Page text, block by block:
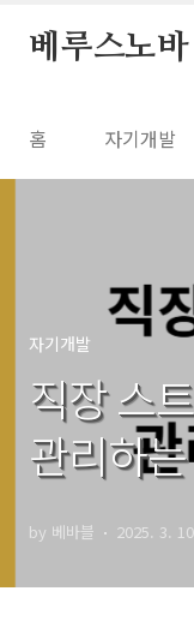
베루스노바
홈 자기개발
자기개발
직장 스
관리하
by 베바블 2025. 3.